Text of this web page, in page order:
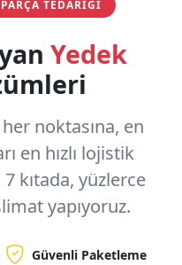
TEDARIĞI
Yedek
noktasına, en
en hızlı lojistik
7 kıtada, yüzlerce
yapıyoruz.
Güvenli Paketleme